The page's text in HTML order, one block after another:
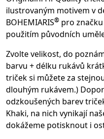
ilustrovaným motivem v
BOHEMIARIS® pro značku
použitím původních
Zvolte velikost, do
barvu + délku rukávů
triček si můžete za
dlouhým rukávem.)
odzkoušených barev
Khaki, na nich vynikají
dokážeme potisknout i